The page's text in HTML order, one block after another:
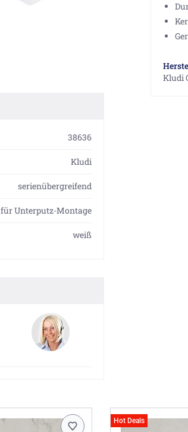
38636
Kludi
serienübergreifend
für Unterputz-Montage
weiß
Kludi
Hot Deals